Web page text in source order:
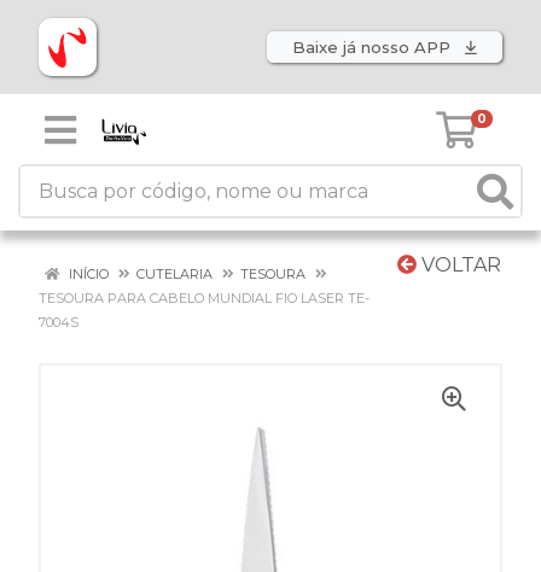
Baixe já nosso APP
0
VOLTAR
INÍCIO CUTELARIA
TESOURA
TESOURA PARA CABELO MUNDIAL FIO LASER TE-
7004S